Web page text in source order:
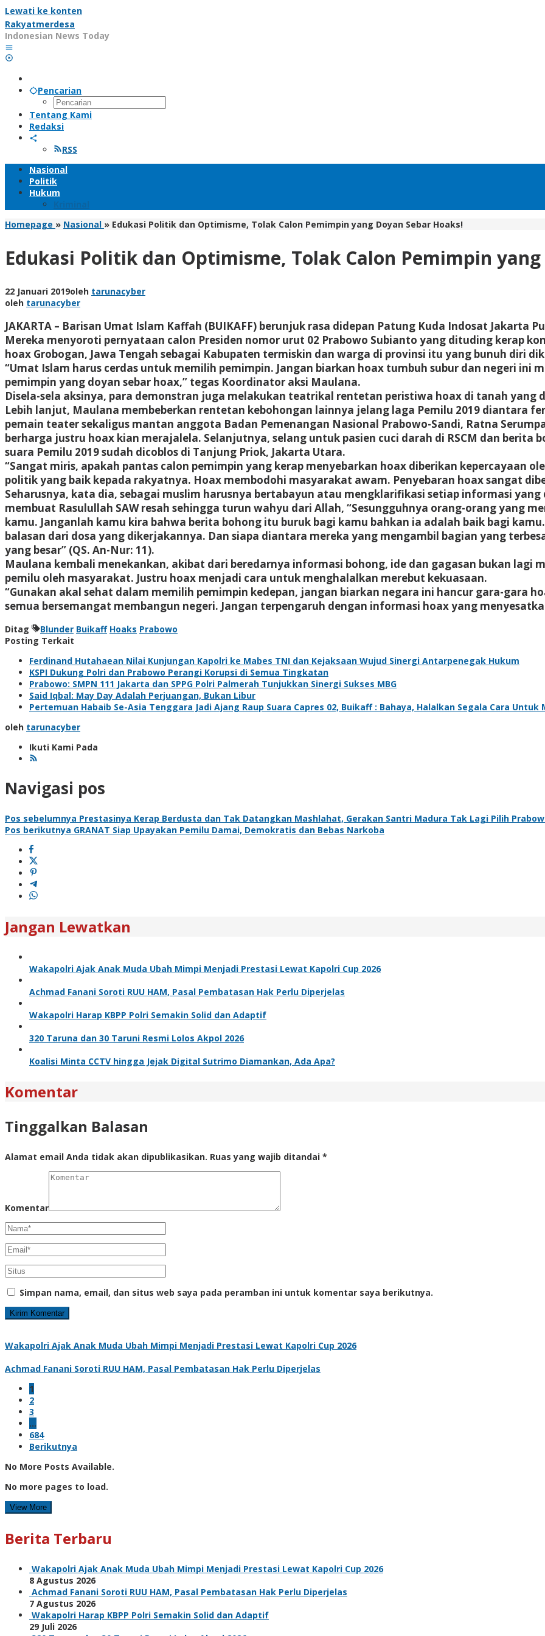
Lewati ke konten
Rakyatmerdesa
Indonesian News Today
Pencarian
Tentang Kami
Redaksi
RSS
Nasional
Politik
Hukum
Kriminal
Homepage » Nasional » Edukasi Politik dan Optimisme, Tolak Calon Pemimpin yang Doyan Sebar Hoaks!
Edukasi Politik dan Optimisme, Tolak Calon Pemimpin yang
22 Januari 2019oleh tarunacyber
oleh tarunacyber
JAKARTA – Barisan Umat Islam Kaffah (BUIKAFF) berunjuk rasa didepan Patung Kuda Indosat Jakarta
Mereka menyoroti pernyataan calon Presiden nomor urut 02 Prabowo Subianto yang dituding kerap
hoax Grobogan, Jawa Tengah sebagai Kabupaten termiskin dan warga di provinsi itu yang bunuh diri
“Umat Islam harus cerdas untuk memilih pemimpin. Jangan biarkan hoax tumbuh subur dan negeri ini
pemimpin yang doyan sebar hoax,” tegas Koordinator aksi Maulana.
Disela-sela aksinya, para demonstran juga melakukan teatrikal rentetan peristiwa hoax di tanah yang
Lebih lanjut, Maulana membeberkan rentetan kebohongan lainnya jelang laga Pemilu 2019 diantara
pemain teater sekaligus mantan anggota Badan Pemenangan Nasional Prabowo-Sandi, Ratna
berharga justru hoax kian merajalela. Selanjutnya, selang untuk pasien cuci darah di RSCM dan berita
suara Pemilu 2019 sudah dicoblos di Tanjung Priok, Jakarta Utara.
“Sangat miris, apakah pantas calon pemimpin yang kerap menyebarkan hoax diberikan kepercayaan
politik yang baik kepada rakyatnya. Hoax membodohi masyarakat awam. Penyebaran hoax sangat
Seharusnya, kata dia, sebagai muslim harusnya bertabayun atau mengklarifikasi setiap informasi
membuat Rasulullah SAW resah sehingga turun wahyu dari Allah, “Sesungguhnya orang-orang yang
kamu. Janganlah kamu kira bahwa berita bohong itu buruk bagi kamu bahkan ia adalah baik bagi
balasan dari dosa yang dikerjakannya. Dan siapa diantara mereka yang mengambil bagian yang
yang besar” (QS. An-Nur: 11).
Maulana kembali menekankan, akibat dari beredarnya informasi bohong, ide dan gagasan bukan lagi
pemilu oleh masyarakat. Justru hoax menjadi cara untuk menghalalkan merebut kekuasaan.
“Gunakan akal sehat dalam memilih pemimpin kedepan, jangan biarkan negara ini hancur gara-gara
semua bersemangat membangun negeri. Jangan terpengaruh dengan informasi hoax yang
Ditag Blunder Buikaff Hoaks Prabowo
Posting Terkait
Ferdinand Hutahaean Nilai Kunjungan Kapolri ke Mabes TNI dan Kejaksaan Wujud Sinergi Antarpenegak Hukum
KSPI Dukung Polri dan Prabowo Perangi Korupsi di Semua Tingkatan
Prabowo: SMPN 111 Jakarta dan SPPG Polri Palmerah Tunjukkan Sinergi Sukses MBG
Said Iqbal: May Day Adalah Perjuangan, Bukan Libur
Pertemuan Habaib Se-Asia Tenggara Jadi Ajang Raup Suara Capres 02, Buikaff : Bahaya, Halalkan Segala Cara Untuk
oleh tarunacyber
Ikuti Kami Pada
Navigasi pos
Pos sebelumnya Prestasinya Kerap Berdusta dan Tak Datangkan Mashlahat, Gerakan Santri Madura Tak Lagi Pilih
Pos berikutnya GRANAT Siap Upayakan Pemilu Damai, Demokratis dan Bebas Narkoba
Jangan Lewatkan
Wakapolri Ajak Anak Muda Ubah Mimpi Menjadi Prestasi Lewat Kapolri Cup 2026
Achmad Fanani Soroti RUU HAM, Pasal Pembatasan Hak Perlu Diperjelas
Wakapolri Harap KBPP Polri Semakin Solid dan Adaptif
320 Taruna dan 30 Taruni Resmi Lolos Akpol 2026
Koalisi Minta CCTV hingga Jejak Digital Sutrimo Diamankan, Ada Apa?
Komentar
Tinggalkan Balasan
Alamat email Anda tidak akan dipublikasikan. Ruas yang wajib ditandai *
Komentar
Simpan nama, email, dan situs web saya pada peramban ini untuk komentar saya berikutnya.
Wakapolri Ajak Anak Muda Ubah Mimpi Menjadi Prestasi Lewat Kapolri Cup 2026
Achmad Fanani Soroti RUU HAM, Pasal Pembatasan Hak Perlu Diperjelas
1
2
3
…
684
Berikutnya
No More Posts Available.
No more pages to load.
View More
Berita Terbaru
Wakapolri Ajak Anak Muda Ubah Mimpi Menjadi Prestasi Lewat Kapolri Cup 2026
8 Agustus 2026
Achmad Fanani Soroti RUU HAM, Pasal Pembatasan Hak Perlu Diperjelas
7 Agustus 2026
Wakapolri Harap KBPP Polri Semakin Solid dan Adaptif
29 Juli 2026